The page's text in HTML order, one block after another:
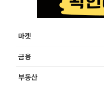
마켓
금융
부동산